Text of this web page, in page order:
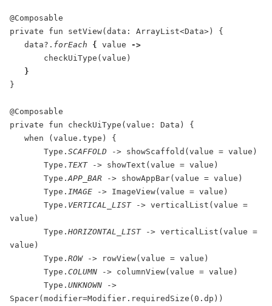
@Composable
private fun setView(data: ArrayList<Data>) {
data?. forEach { value
->
checkUiType(value)
}
}
@Composable
private fun checkUiType(value: Data) {
when (value.type) {
Type. SCAFFOLD
-> showScaffold(value = value)
Type. TEXT -> showText(value = value)
Type. APP_BAR
-> showAppBar(value = value)
Type. IMAGE
-> ImageView(value = value)
Type. VERTICAL_LIST -> verticalList(value =
value)
Type. HORIZONTAL_LIST -> verticalList(value =
value)
Type. ROW -> rowView(value = value)
Type. COLUMN
-> columnView(value = value)
Type. UNKNOWN
->
Spacer(modifier=Modifier.requiredSize(0.dp))